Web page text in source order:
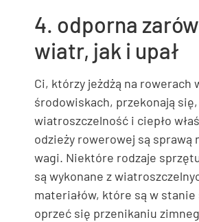
4. odporna
wiatr, jak i upał
Ci, którzy jeżdżą na rowerach
środowiskach, przekonają się,
wiatroszczelność i ciepło
odzieży rowerowej są sprawą
wagi. Niektóre rodzaje
są wykonane z
materiałów, które są w
oprzeć się przenikaniu